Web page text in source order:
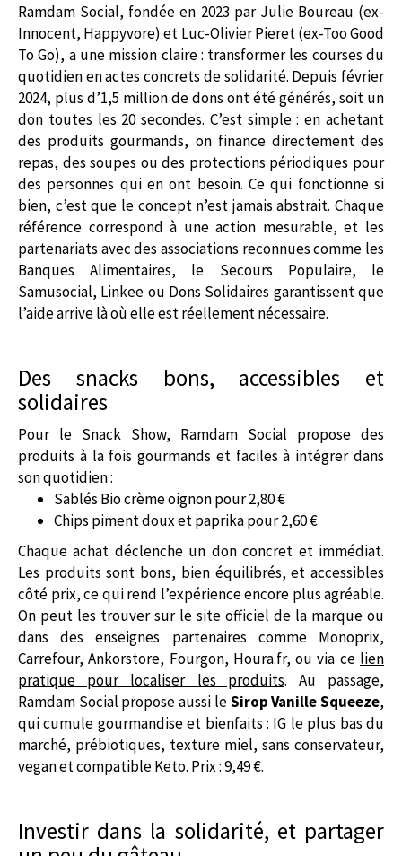
Ramdam Social, fondée en 2023 par Julie Boureau (ex-
Innocent, Happyvore) et Luc-Olivier Pieret (ex-Too Good
To Go), a une mission claire : transformer les courses du
quotidien en actes concrets de solidarité. Depuis février
2024, plus d’1,5 million de dons ont été générés, soit un
don toutes les 20 secondes. C’est simple : en achetant
des produits gourmands, on finance directement des
repas, des soupes ou des protections périodiques pour
des personnes qui en ont besoin. Ce qui fonctionne si
bien, c’est que le concept n’est jamais abstrait. Chaque
référence correspond à une action mesurable, et les
partenariats avec des associations reconnues comme les
Banques Alimentaires, le Secours Populaire, le
Samusocial, Linkee ou Dons Solidaires garantissent que
l’aide arrive là où elle est réellement nécessaire.
Des snacks bons, accessibles et
solidaires
Pour le Snack Show, Ramdam Social propose des
produits à la fois gourmands et faciles à intégrer dans
son quotidien :
Sablés Bio crème oignon pour 2,80 €
Chips piment doux et paprika pour 2,60 €
Chaque achat déclenche un don concret et immédiat.
Les produits sont bons, bien équilibrés, et accessibles
côté prix, ce qui rend l’expérience encore plus agréable.
On peut les trouver sur le site officiel de la marque ou
dans des enseignes partenaires comme Monoprix,
Carrefour, Ankorstore, Fourgon, Houra.fr, ou via ce lien
pratique pour localiser les produits. Au passage,
Ramdam Social propose aussi leSirop Vanille Squeeze,
qui cumule gourmandise et bienfaits : IG le plus bas du
marché, prébiotiques, texture miel, sans conservateur,
vegan et compatible Keto. Prix : 9,49 €.
Investir dans la solidarité, et partager